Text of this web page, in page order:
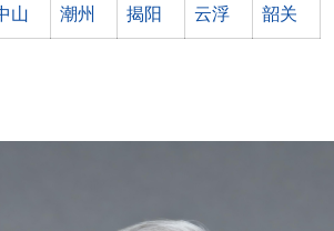
山 潮州 揭阳 云浮 韶关